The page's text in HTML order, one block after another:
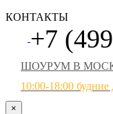
КОНТАКТЫ
+7
ШОУРУМ В
10:00-18:00 будние
×